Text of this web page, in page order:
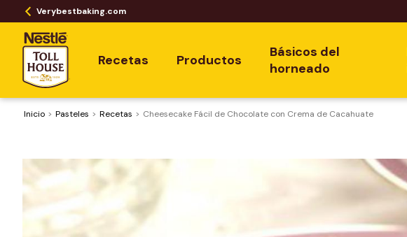
Verybestbaking.com
Recetas Productos
Básicos del
horneado
Inicio Pasteles Recetas Cheesecake Fácil de Chocolate con Crema de Cacahuate